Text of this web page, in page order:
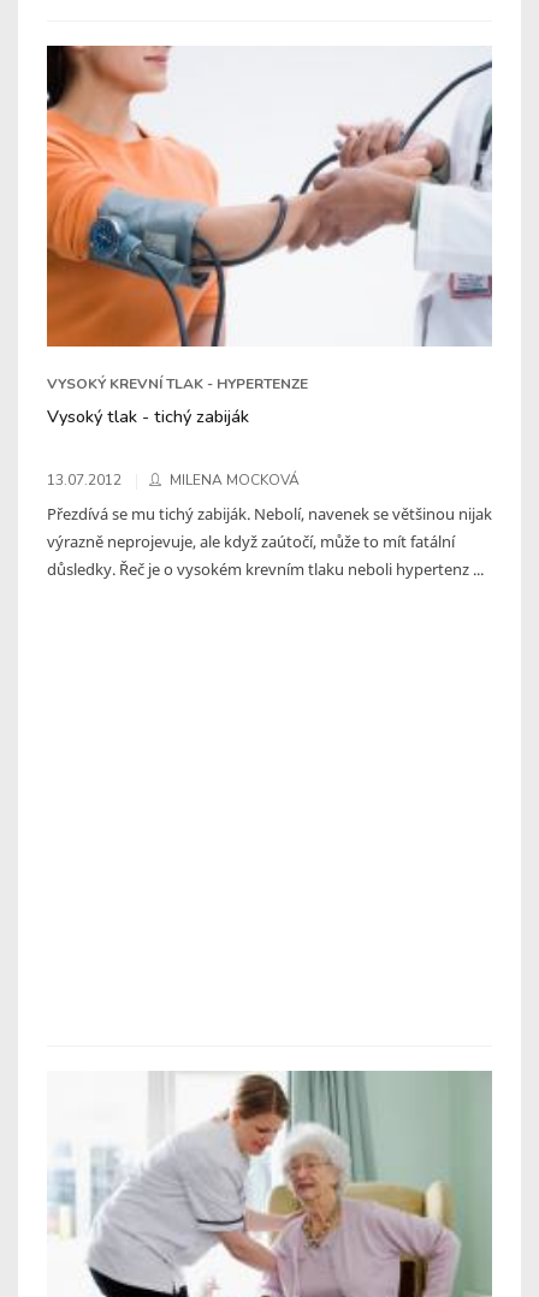
VYSOKÝ KREVNÍ TLAK - HYPERTENZE
Vysoký tlak - tichý zabiják
13.07.2012 MILENA MOCKOVÁ
Přezdívá se mu tichý zabiják. Nebolí, navenek se většinou nijak
výrazně neprojevuje, ale když zaútočí, může to mít fatální
důsledky. Řeč je o vysokém krevním tlaku neboli hypertenz ...